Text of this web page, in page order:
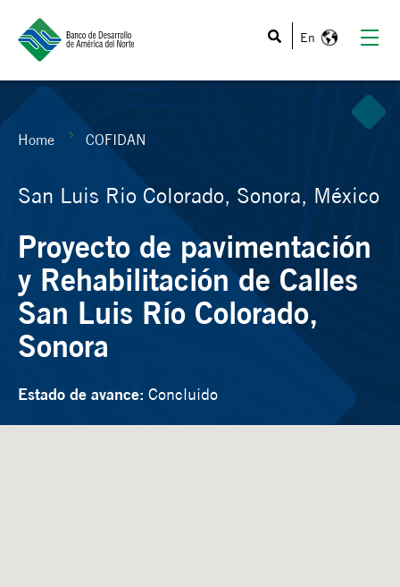
Esto es un campo de búsqueda con una función de
Home COFIDAN
San Luis Rio Colorado, Sonora, México
Proyecto de pavimentación
y Rehabilitación de Calles
San Luis Río Colorado,
Sonora
Estado de avance: Concluido